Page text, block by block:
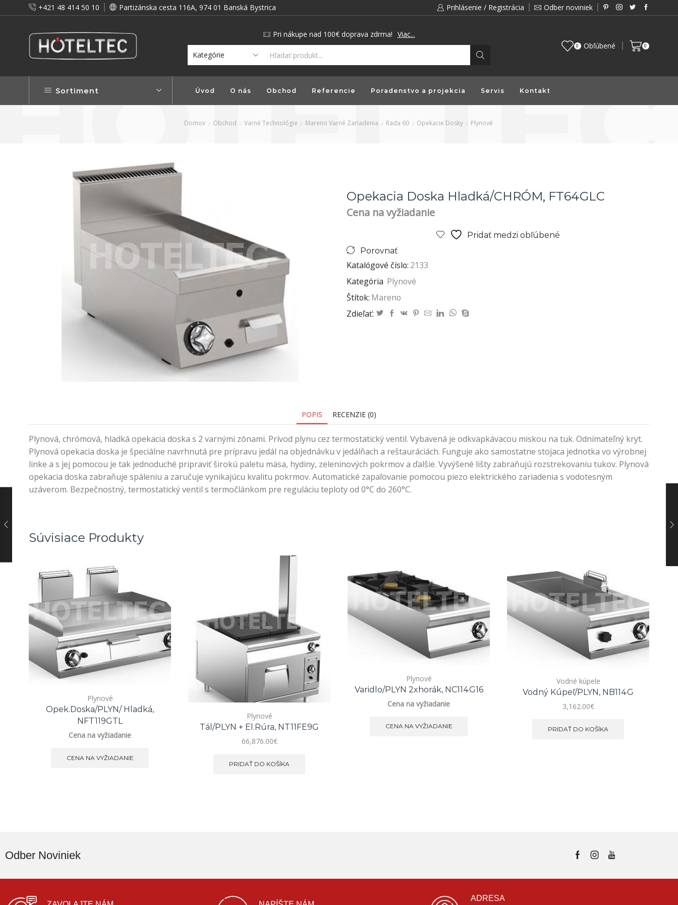
+421 48 414 50 10 Partizánska cesta 116A, 974 01 Banská Bystrica Prihlásenie / Registrácia Odber noviniek
a preto vám prinášame vernostné zľavy! Pri nákupe nad 100€ doprava zdrma! Viac...
0 Obľúbené 0
Sortiment Úvod O nás Obchod Referencie Poradenstvo a projekcia Servis Kontakt
Domov Obchod Varné Technológie Mareno Varné Zariadenia Rada 60 Opekacie Dosky Plynové
Opekacia Doska Hladká/CHRÓM, FT64GLC
Cena na vyžiadanie
Pridať medzi obľúbené
Porovnať
Katalógové číslo: 2133
Kategória Plynové
Štítok: Mareno
Zdieľať:
POPIS RECENZIE (0)
Plynová, chrómová, hladká opekacia doska s 2 varnými zónami. Prívod plynu cez termostatický ventil. Vybavená je odkvapkávacou miskou na tuk. Odnímateľný kryt.
Plynová opekacia doska je špeciálne navrhnutá pre prípravu jedál na objednávku v jedálňach a reštauráciách. Funguje ako samostatne stojaca jednotka vo výrobnej
linke a s jej pomocou je tak jednoduché pripraviť širokú paletu mäsa, hydiny, zeleninových pokrmov a ďalšie. Vyvýšené lišty zabraňujú rozstrekovaniu tukov. Plynová
opekacia doska zabraňuje spáleniu a zaručuje vynikajúcu kvalitu pokrmov. Automatické zapaľovanie pomocou piezo elektrického zariadenia s vodotesným
uzáverom. Bezpečnostný, termostatický ventil s termočlánkom pre reguláciu teploty od 0°C do 260°C.
Súvisiace Produkty
Plynové
Opek.doska/PLYN/ Hladká,
NFT119GTL
Cena na vyžiadanie
CENA NA VYŽIADANIE
Plynové
Tál/PLYN + El.rúra, NT11FE9G
66,876.00€
PRIDAŤ DO KOŠÍKA
Plynové
Varidlo/PLYN 2xhorák, NC114G16
Cena na vyžiadanie
CENA NA VYŽIADANIE
Vodné kúpele
Vodný Kúpeľ/PLYN, NB114G
3,162.00€
PRIDAŤ DO KOŠÍKA
Odber Noviniek
ADRESA